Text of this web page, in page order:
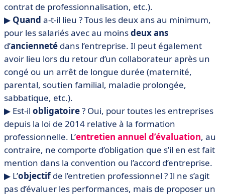
contrat de professionnalisation, etc.).
▶︎ Quand a-t-il lieu ? Tous les deux ans au minimum,
pour les salariés avec au moinsdeux ans
d’ancienneté dans l’entreprise. Il peut également
avoir lieu lors du retour d’un collaborateur après un
congé ou un arrêt de longue durée (maternité,
parental, soutien familial, maladie prolongée,
sabbatique, etc.).
▶︎ Est-il obligatoire? Oui, pour toutes les entreprises
depuis la loi de 2014 relative à la formation
professionnelle. L’entretien annuel d’évaluation, au
contraire, ne comporte d’obligation que s’il en est fait
mention dans la convention ou l’accord d’entreprise.
▶︎ L’objectifde l’entretien professionnel ? Il ne s’agit
pas d’évaluer les performances, mais de proposer un